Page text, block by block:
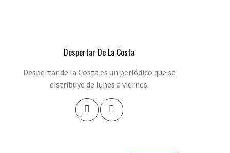
Despertar De La Costa
Despertar de la Costa es un periódico que se
distribuye de lunes a viernes.